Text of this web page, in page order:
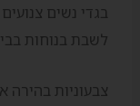
בגדי נשים
לשבת בנוחות
צבעוניות בהירה